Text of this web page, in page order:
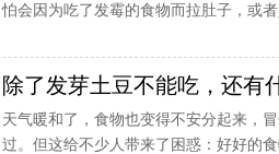
怕会因为吃了发霉的食物而拉肚子，或
除了发芽土豆不能吃，还有
天气暖和了，食物也变得不安分起来，
过。但这给不少人带来了困惑：好好的